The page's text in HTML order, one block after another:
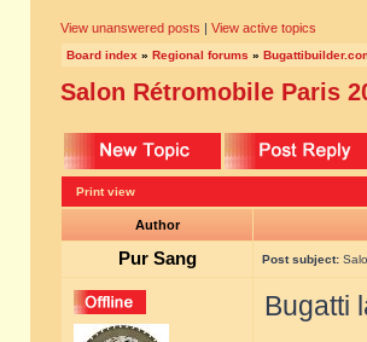
View unanswered posts | View active topics
Board index » Regional forums »
Salon Rétromobile Paris
Print view
Author
Pur Sang Post subject:
Bugatti